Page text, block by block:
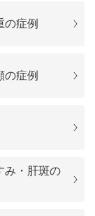
が
の症例
の症例
み・肝斑の